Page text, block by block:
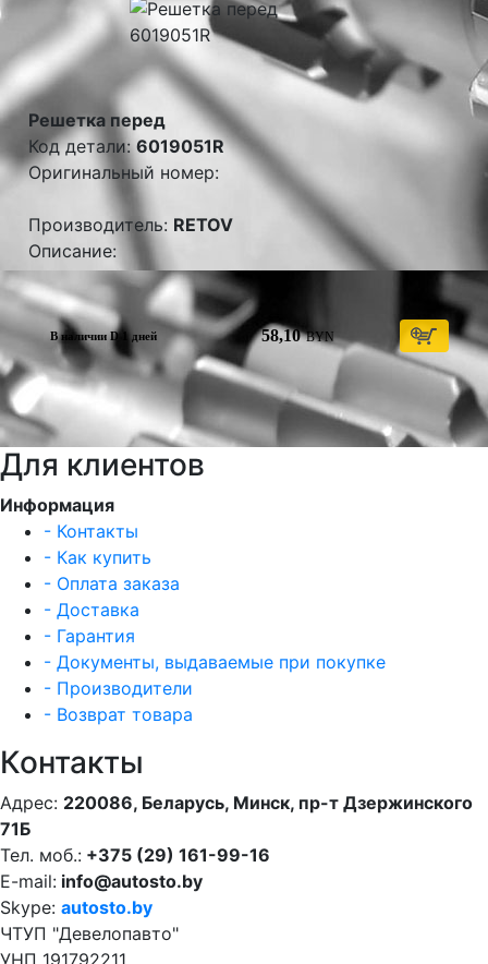
Решетка перед
Код детали: 6019051R
Оригинальный номер:
Производитель: RETOV
Описание:
В наличии D 1 дней 58,10 BYN
Для клиентов
Информация
- Контакты
- Как купить
- Оплата заказа
- Доставка
- Гарантия
- Документы, выдаваемые при покупке
- Производители
- Возврат товара
Контакты
Адрес: 220086, Беларусь, Минск, пр-т Дзержинского
71Б
Тел. моб.: +375 (29) 161-99-16
E-mail: info@autosto.by
Skype: autosto.by
ЧТУП "Девелопавто"
УНП 191792211